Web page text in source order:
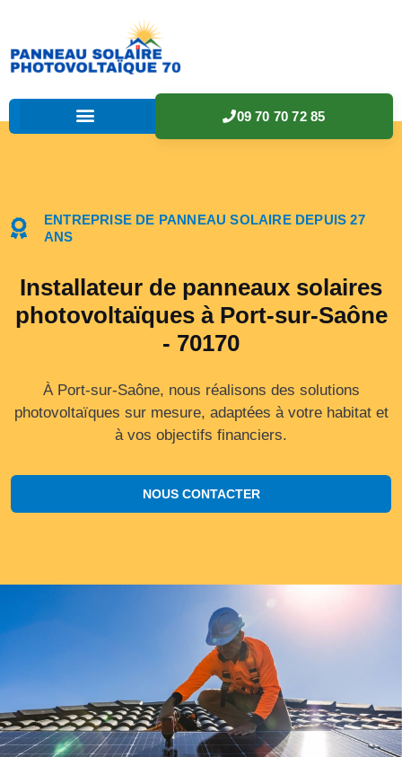
09 70 70 72 85
ENTREPRISE DE PANNEAU SOLAIRE DEPUIS 27
ANS
Installateur de panneaux solaires
photovoltaïques à Port-sur-Saône
- 70170
À Port-sur-Saône, nous réalisons des solutions
photovoltaïques sur mesure, adaptées à votre habitat et
à vos objectifs financiers.
NOUS CONTACTER